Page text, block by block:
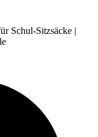
Schul-Sitzsäcke |